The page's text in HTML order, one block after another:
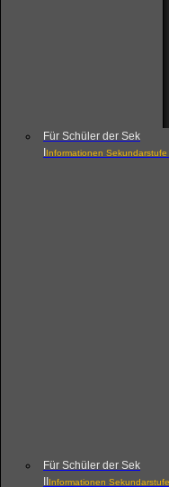
Für Schüler der Sek
Informationen Sekundarstufe
Für Schüler der Sek
Informationen Sekundarstufe